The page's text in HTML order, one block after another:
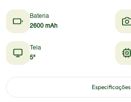
Bateria
2600 mAh
Tela
5"
Especificações